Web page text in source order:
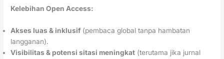
Kelebihan Open Access:
Akses luas & inklusif (pembaca global tanpa hambatan
langganan).
Visibilitas & potensi sitasi meningkat (terutama jika jurnal